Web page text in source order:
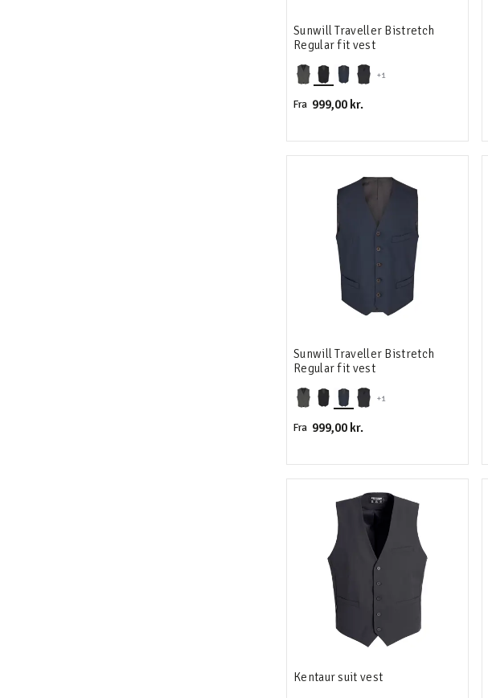
+1
Sunwill Traveller Bistretch
Regular fit vest
Fra 999,00 kr.
+1
Sunwill Traveller Bistretch
Regular fit vest
Fra 999,00 kr.
Kentaur suit vest